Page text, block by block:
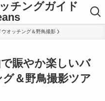
チングガイド
ウオッチング＆野鳥撮影
賑やか楽しいバ
＆野鳥撮影ツア